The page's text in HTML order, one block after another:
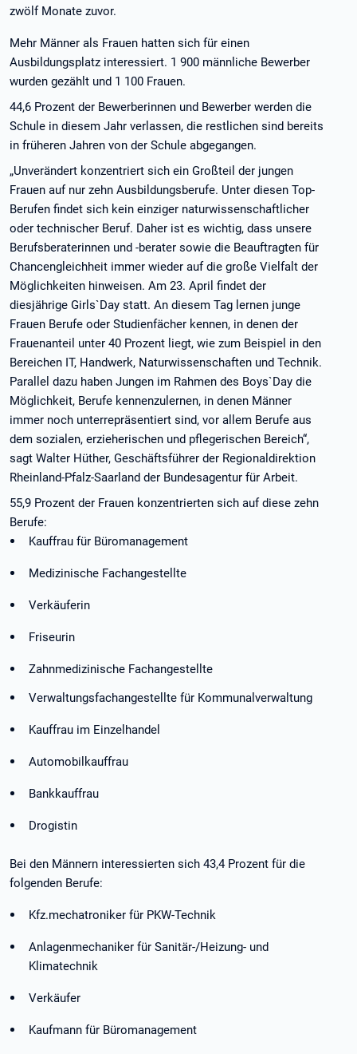
zwölf Monate zuvor.
Mehr Männer als Frauen hatten sich für einen
Ausbildungsplatz interessiert. 1 900 männliche Bewerber
wurden gezählt und 1 100 Frauen.
44,6 Prozent der Bewerberinnen und Bewerber werden die
Schule in diesem Jahr verlassen, die restlichen sind bereits
in früheren Jahren von der Schule abgegangen.
„Unverändert konzentriert sich ein Großteil der jungen
Frauen auf nur zehn Ausbildungsberufe. Unter diesen Top-
Berufen findet sich kein einziger naturwissenschaftlicher
oder technischer Beruf. Daher ist es wichtig, dass unsere
Berufsberaterinnen und -berater sowie die Beauftragten für
Chancengleichheit immer wieder auf die große Vielfalt der
Möglichkeiten hinweisen. Am 23. April findet der
diesjährige Girls`Day statt. An diesem Tag lernen junge
Frauen Berufe oder Studienfächer kennen, in denen der
Frauenanteil unter 40 Prozent liegt, wie zum Beispiel in den
Bereichen IT, Handwerk, Naturwissenschaften und Technik.
Parallel dazu haben Jungen im Rahmen des Boys`Day die
Möglichkeit, Berufe kennenzulernen, in denen Männer
immer noch unterrepräsentiert sind, vor allem Berufe aus
dem sozialen, erzieherischen und pflegerischen Bereich“,
sagt Walter Hüther, Geschäftsführer der Regionaldirektion
Rheinland-Pfalz-Saarland der Bundesagentur für Arbeit.
55,9 Prozent der Frauen konzentrierten sich auf diese zehn
Berufe:
Kauffrau für Büromanagement
Medizinische Fachangestellte
Verkäuferin
Friseurin
Zahnmedizinische Fachangestellte
Verwaltungsfachangestellte für Kommunalverwaltung
Kauffrau im Einzelhandel
Automobilkauffrau
Bankkauffrau
Drogistin
Bei den Männern interessierten sich 43,4 Prozent für die
folgenden Berufe:
Kfz.mechatroniker für PKW-Technik
Anlagenmechaniker für Sanitär-/Heizung- und
Klimatechnik
Verkäufer
Kaufmann für Büromanagement